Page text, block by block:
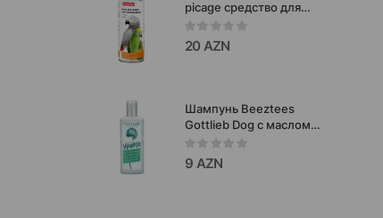
picage средство для
предотвращения
выдергивания перьев
самими птицами 200
20 AZN
Шампунь Beeztees
Gottlieb Dog с маслом
макадамии для собак с
белой шерстью, 300 мл
9 AZN